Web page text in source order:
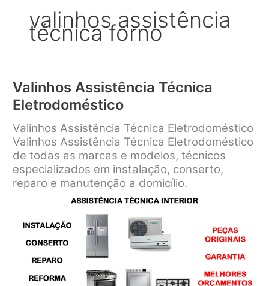
valinhos assistência
técnica forno
Valinhos Assistência Técnica
Eletrodoméstico
Valinhos Assistência Técnica Eletrodoméstico
Valinhos Assistência Técnica Eletrodoméstico
de todas as marcas e modelos, técnicos
especializados em instalação, conserto,
reparo e manutenção a domicílio.